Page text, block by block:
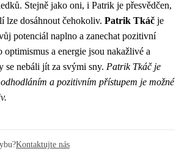
Stejně jako oni, i Patrik je přesvědčen,
lze dosáhnout čehokoliv. Patrik Tkáč je
potenciál naplno a zanechat pozitivní
optimismus a energie jsou nakažlivé a
se nebáli jít za svými sny. Patrik Tkáč je
a pozitivním přístupem je možné
Kontaktujte nás